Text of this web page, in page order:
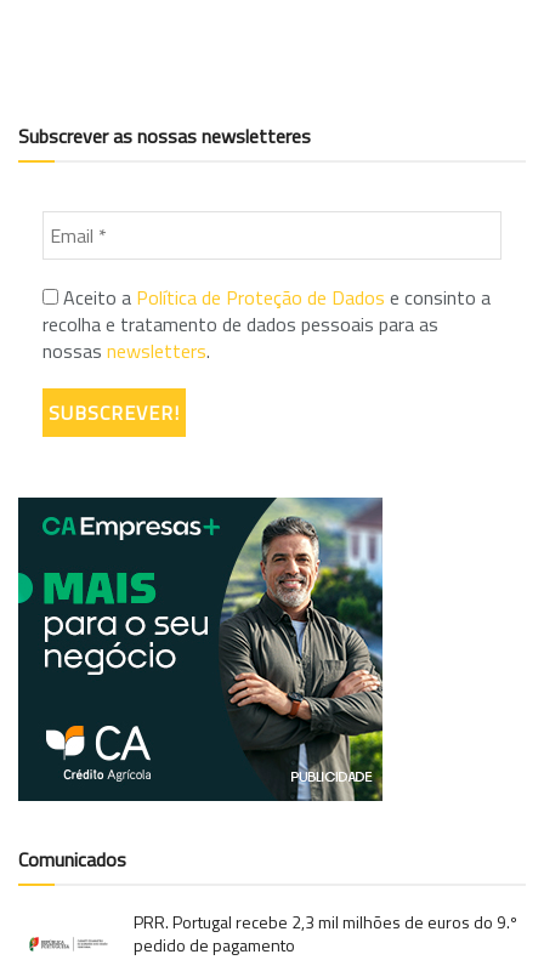
Subscrever as nossas newsletteres
Aceito a Política de Proteção de Dados e consinto a
recolha e tratamento de dados pessoais para as
nossas newsletters.
Comunicados
PRR. Portugal recebe 2,3 mil milhões de euros do 9.º
pedido de pagamento